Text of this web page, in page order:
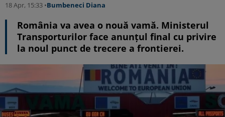
18 Apr, 15:33 •Bumbeneci Diana
România va avea o nouă vamă. Ministerul
Transporturilor face anunțul final cu privire
la noul punct de trecere a frontierei.